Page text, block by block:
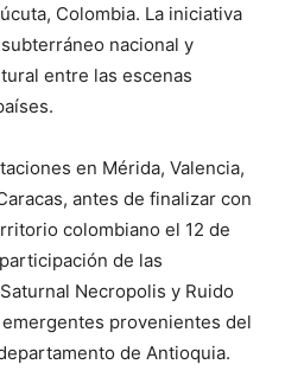
Colombia. La iniciativa
nacional y
entre las escenas
en Mérida, Valencia,
antes de finalizar con
colombiano el 12 de
de las
Necropolis y Ruido
provenientes del
de Antioquia.